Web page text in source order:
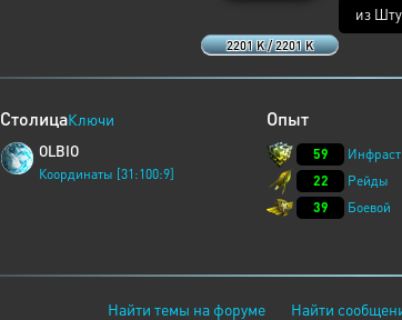
2201 K / 2201 K
из
СтолицаКлючи
OLBIO
Координаты [31:100:9]
Опыт
59
22
Рейды
39
Боевой
Найти темы на форуме Найти